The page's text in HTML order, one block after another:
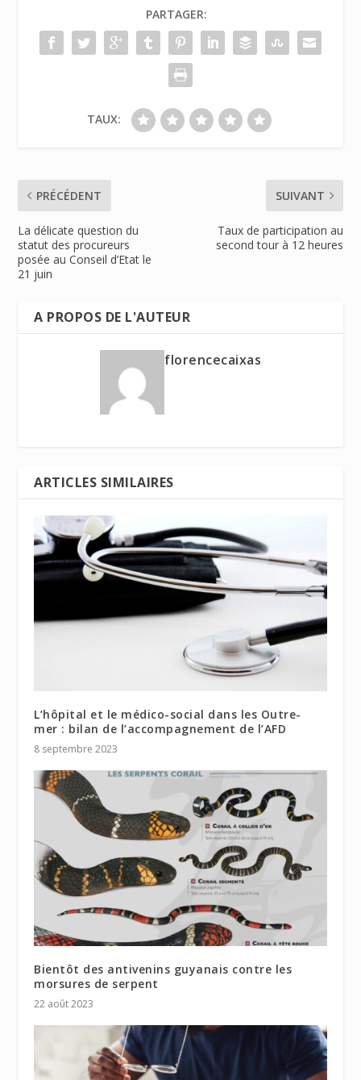
PARTAGER:
TAUX:
PRÉCÉDENT
La délicate question du
statut des procureurs
posée au Conseil d’Etat le
21 juin
SUIVANT
Taux de participation au
second tour à 12 heures
A PROPOS DE L'AUTEUR
florencecaixas
ARTICLES SIMILAIRES
L’hôpital et le médico-social dans les Outre-
mer : bilan de l’accompagnement de l’AFD
8 septembre 2023
Bientôt des antivenins guyanais contre les
morsures de serpent
22 août 2023